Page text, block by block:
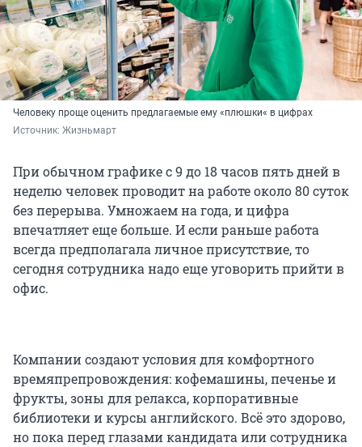
Человеку проще оценить предлагаемые ему «‎плюшки«‎ в цифрах
Источник: Жизньмарт
При обычном графике с 9 до 18 часов пять дней в
неделю человек проводит на работе около 80 суток
без перерыва. Умножаем на года, и цифра
впечатляет еще больше. И если раньше работа
всегда предполагала личное присутствие, то
сегодня сотрудника надо еще уговорить прийти в
офис.
Компании создают условия для комфортного
времяпрепровождения: кофемашины, печенье и
фрукты, зоны для релакса, корпоративные
библиотеки и курсы английского. Всё это здорово,
но пока перед глазами кандидата или сотрудника